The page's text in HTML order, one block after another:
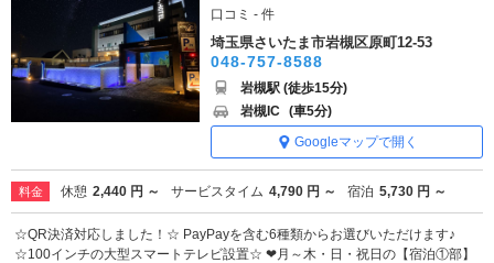
口コミ - 件
埼玉県さいたま市岩槻区原町12-53
048-757-8588
岩槻駅 (徒歩15分)
岩槻IC (車5分)
Googleマップで開く
料金 休憩 2,440 円 ～ サービスタイム 4,790 円 ～ 宿泊 5,730 円 ～
☆QR決済対応しました！☆ PayPayを含む6種類からお選びいただけます♪
☆100インチの大型スマートテレビ設置☆ ❤月～木・日・祝日の【宿泊①部】